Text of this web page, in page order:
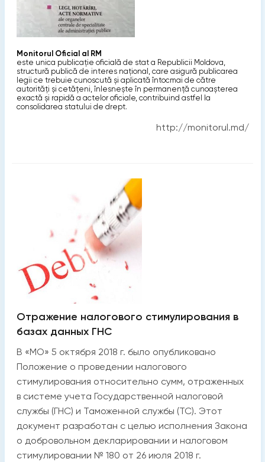
Monitorul Oficial al RM
este unica publicație oficială de stat a Republicii Moldova,
structură publică de interes național, care asigură publicarea
legii ce trebuie cunoscută și aplicată întocmai de către
autorități și cetățeni, înlesnește în permanență cunoașterea
exactă și rapidă a actelor oficiale, contribuind astfel la
consolidarea statului de drept.
http://monitorul.md/
Отражение налогового стимулирования в
базах данных ГНС
В «МО» 5 октября 2018 г. было опубликовано
Положение о проведении налогового
стимулирования относительно сумм, отраженных
в системе учета Государственной налоговой
службы (ГНС) и Таможенной службы (ТС). Этот
документ разработан с целью исполнения Закона
о добровольном декларировании и налоговом
стимулировании № 180 от 26 июля 2018 г.